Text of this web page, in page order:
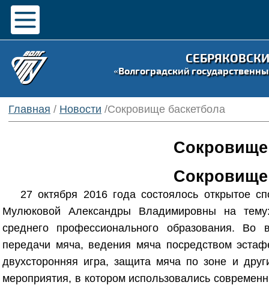
«Волгоградский
Главная / Новости /Сокровище баскетбола
Сокровище
Сокровище
27 октября 2016 года состоялось открытое
Мулюковой Александры Владимировны на
среднего профессионального образования.
передачи мяча, ведения мяча посредством
двухсторонняя игра, защита мяча по зоне и
мероприятия, в котором использовались